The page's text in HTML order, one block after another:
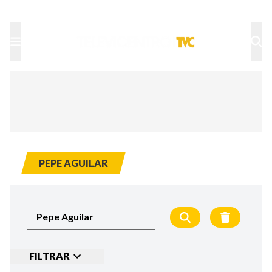
PEPE AGUILAR
FILTRAR